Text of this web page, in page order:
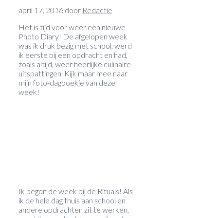
april 17, 2016 door Redactie
Het is tijd voor weer een nieuwe
Photo Diary! De afgelopen week
was ik druk bezig met school, werd
ik eerste bij een opdracht en had,
zoals altijd, weer heerlijke culinaire
uitspattingen. Kijk maar mee naar
mijn foto-dagboekje van deze
week!
Ik begon de week bij de Rituals! Als
ik de hele dag thuis aan school en
andere opdrachten zit te werken,